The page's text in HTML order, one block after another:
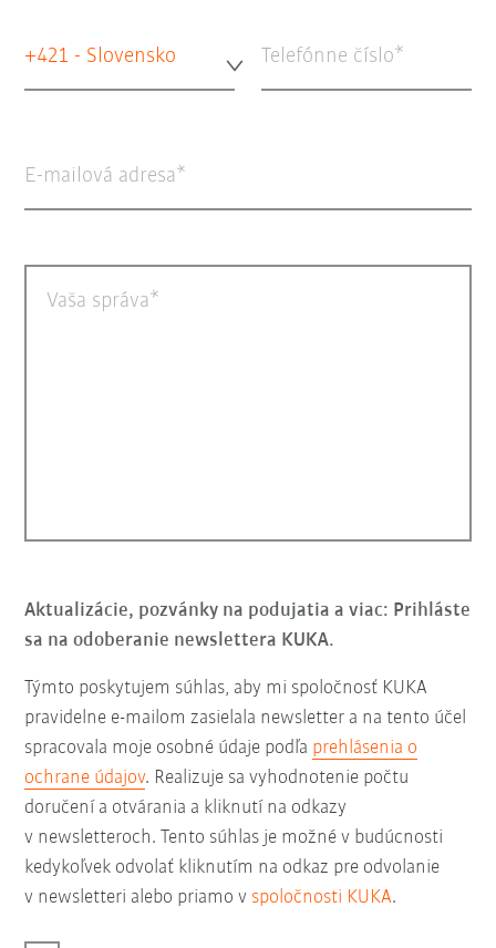
+421 - Slovensko Telefónne číslo
E-mailová adresa
Vaša správa
Aktualizácie, pozvánky na podujatia a viac: Prihláste
sa na odoberanie newslettera KUKA.
Týmto poskytujem súhlas, aby mi spoločnosť KUKA
pravidelne e-mailom zasielala newsletter a na tento účel
spracovala moje osobné údaje podľa prehlásenia o
ochrane údajov. Realizuje sa vyhodnotenie počtu
doručení a otvárania a kliknutí na odkazy
v newsletteroch. Tento súhlas je možné v budúcnosti
kedykoľvek odvolať kliknutím na odkaz pre odvolanie
v newsletteri alebo priamo v spoločnosti KUKA.